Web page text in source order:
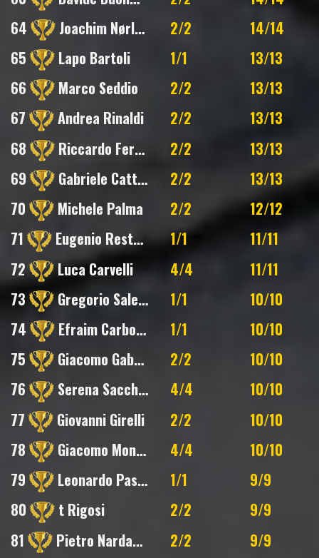
64
Joachim Nørlem 2/2
14/14
65
Lapo Bartoli 1/1
13/13
66
Marco Seddio 2/2
13/13
67
Andrea Rinaldi 2/2
13/13
68
Riccardo Ferroni 2/2
13/13
69
Gabriele Catterin 2/2
13/13
70
Michele Palma 2/2
12/12
71
Eugenio Restani 1/1
11/11
72
Luca Carvelli 4/4
11/11
73
Gregorio Salerno 1/1
10/10
74
Efraim Carbone 1/1
10/10
75
Giacomo Gabrieli 2/2
10/10
76
Serena Sacchetti 4/4
10/10
77
Giovanni Girelli 2/2
10/10
78
Giacomo Monastra 4/4
10/10
79
Leonardo Pasotti 1/1
9/9
80
t Rigosi 2/2
9/9
81
Pietro Nardacchione 2/2
9/9